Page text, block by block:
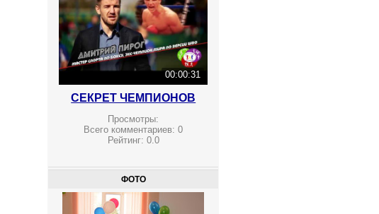
00:00:31
СЕКРЕТ ЧЕМПИОНОВ
Просмотры:
Всего комментариев:0
Рейтинг: 0.0
ФОТО